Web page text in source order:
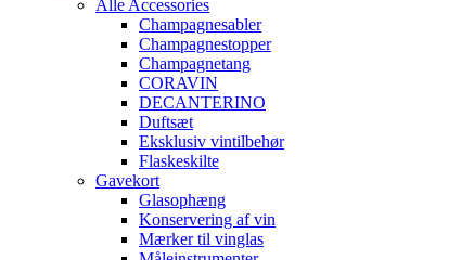
Alle Accessories
Champagnesabler
Champagnestopper
Champagnetang
CORAVIN
DECANTERINO
Duftsæt
Eksklusiv vintilbehør
Flaskeskilte
Gavekort
Glasophæng
Konservering af vin
Mærker til vinglas